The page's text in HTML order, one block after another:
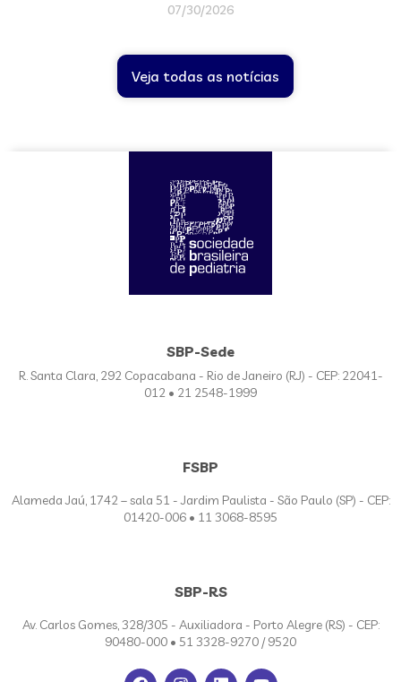
07/30/2026
Veja todas as notícias
SBP-Sede
R. Santa Clara, 292 Copacabana - Rio de Janeiro (RJ) - CEP: 22041-
012 • 21 2548-1999
FSBP
Alameda Jaú, 1742 – sala 51 - Jardim Paulista - São Paulo (SP) - CEP:
01420-006 • 11 3068-8595
SBP-RS
Av. Carlos Gomes, 328/305 - Auxiliadora - Porto Alegre (RS) - CEP:
90480-000 • 51 3328-9270 / 9520